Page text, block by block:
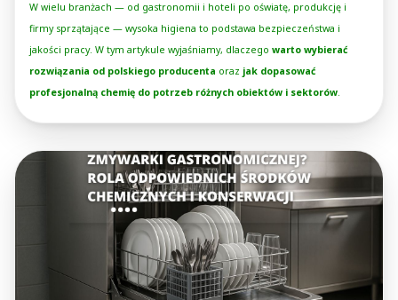
W wielu branżach — od gastronomii i hoteli po oświatę, produkcję i
firmy sprzątające — wysoka higiena to podstawa bezpieczeństwa i
jakości pracy. W tym artykule wyjaśniamy, dlaczego warto wybierać
rozwiązania od polskiego producenta oraz jak dopasować
profesjonalną chemię do potrzeb różnych obiektów i sektorów.